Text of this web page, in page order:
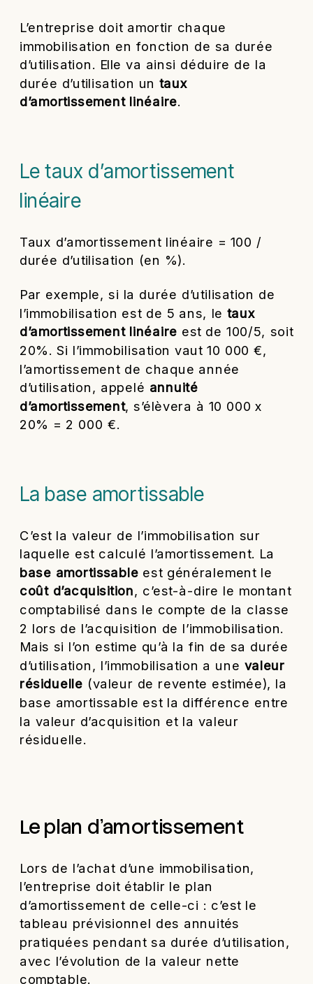
L’entreprise doit amortir chaque
immobilisation en fonction de sa durée
d’utilisation. Elle va ainsi déduire de la
durée d’utilisation untaux
d’amortissement linéaire.
Le taux d’amortissement
linéaire
Taux d’amortissement linéaire = 100 /
durée d’utilisation (en %).
Par exemple, si la durée d’utilisation de
l’immobilisation est de 5 ans, letaux
d’amortissement linéaire est de 100/5, soit
20%. Si l’immobilisation vaut 10 000 €,
l’amortissement de chaque année
d’utilisation, appelé annuité
d’amortissement, s’élèvera à 10 000 x
20% = 2 000 €.
La base amortissable
C’est la valeur de l’immobilisation sur
laquelle est calculé l’amortissement. La
base amortissable est généralement le
coût d’acquisition, c’est-à-dire le montant
comptabilisé dans le compte de la classe
2 lors de l’acquisition de l’immobilisation.
Mais si l’on estime qu’à la fin de sa durée
d’utilisation, l’immobilisation a une valeur
résiduelle (valeur de revente estimée), la
base amortissable est la différence entre
la valeur d’acquisition et la valeur
résiduelle.
Le plan d’amortissement
Lors de l’achat d’une immobilisation,
l’entreprise doit établir le plan
d’amortissement de celle-ci : c’est le
tableau prévisionnel des annuités
pratiquées pendant sa durée d’utilisation,
avec l’évolution de la valeur nette
comptable.